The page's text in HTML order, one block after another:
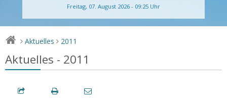
Freitag, 07. August 2026 - 09:25 Uhr
> Aktuelles > 2011
Aktuelles - 2011